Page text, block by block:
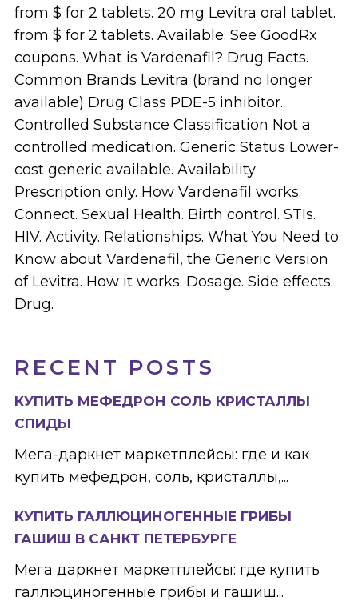
RECENT POSTS
КУПИТЬ МЕФЕДРОН СОЛЬ КРИСТАЛЛЫ
СПИДЫ
Мега-даркнет маркетплейсы: где и как
купить мефедрон, соль, кристаллы,...
КУПИТЬ ГАЛЛЮЦИНОГЕННЫЕ ГРИБЫ
ГАШИШ В САНКТ ПЕТЕРБУРГЕ
Мега даркнет маркетплейсы: где купить
галлюциногенные грибы и гашиш...
from $ for 2 tablets. 20 mg Levitra oral tablet.
from $ for 2 tablets. Available. See GoodRx
coupons. What is Vardenafil? Drug Facts.
Common Brands Levitra (brand no longer
available) Drug Class PDE-5 inhibitor.
Controlled Substance Classification Not a
controlled medication. Generic Status Lower-
cost generic available. Availability
Prescription only. How Vardenafil works.
Connect. Sexual Health. Birth control. STIs.
HIV. Activity. Relationships. What You Need to
Know about Vardenafil, the Generic Version
of Levitra. How it works. Dosage. Side effects.
Drug.